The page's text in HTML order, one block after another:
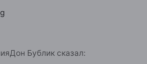
Бублик сказал: